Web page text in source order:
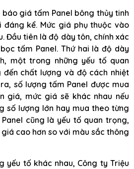
giá tấm Panel bông thủy tinh
kể. Mức giá phụ thuộc vào
Đầu tiên là độ dày tôn, chính xác
tấm Panel. Thứ hai là độ dày
một trong những yếu tố quan
chất lượng và độ cách nhiệt
số lượng tấm Panel được mua
giá, mức giá sẽ khác nhau nếu
số lượng lớn hay mua theo từng
cũng là yếu tố quan trọng,
cao hơn so với màu sắc thông
yếu tố khác nhau, Công ty Triệu